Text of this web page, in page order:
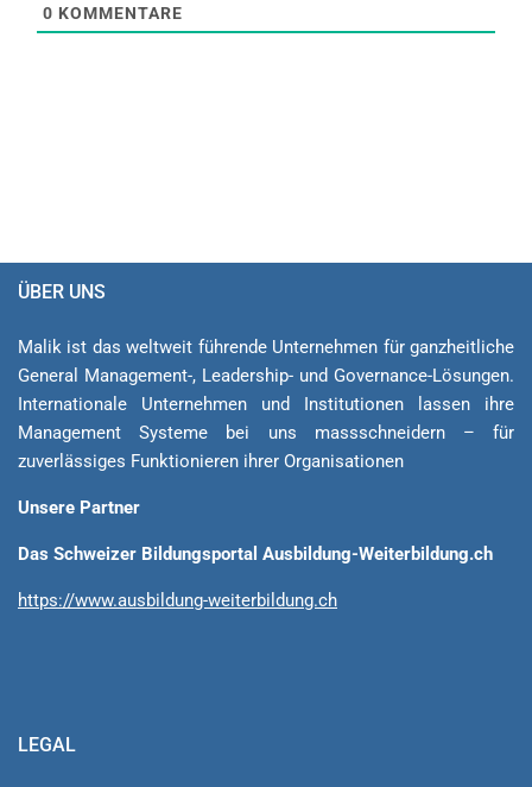
0 KOMMENTARE
ÜBER UNS
Malik ist das weltweit führende Unternehmen für ganzheitliche
General Ma­na­ge­ment-, Lea­der­ship- und Governance-Lösungen.
Internationale Unternehmen und Institutionen lassen ihre
Management Sys­teme bei uns massschneidern – für
zuverlässiges Funktionieren ihrer Organisationen
Unsere Partner
Das Schweizer Bildungsportal Ausbildung-Weiterbildung.ch
https://www.ausbildung-weiterbildung.ch
LEGAL